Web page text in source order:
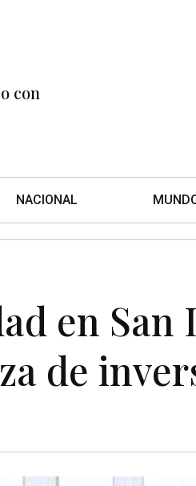
con
NACIONAL
en
de